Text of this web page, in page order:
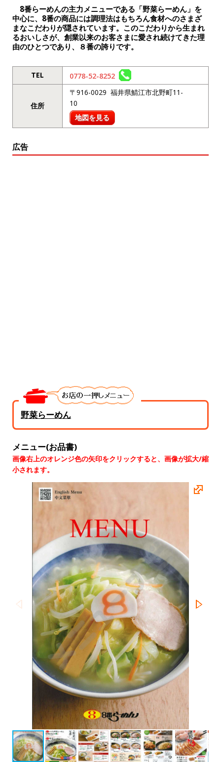
8番らーめんの主力メニューである「野菜らーめん」を
中心に、8番の商品には調理法はもちろん食材へのさまざ
まなこだわりが隠されています。このこだわりから生まれ
るおいしさが、創業以来のお客さまに愛され続けてきた理
由のひとつであり、８番の誇りです。
TEL 0778-52-8252
住所
〒916-0029 福井県鯖江市北野町11-
10
地図を見る
広告
野菜らーめん
メニュー(お品書)
画像右上のオレンジ色の矢印をクリックすると、画像が拡大/縮
小されます。